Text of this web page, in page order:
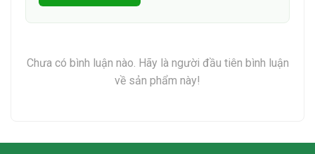
hàng giả, hàng kém chất lượng, ảnh hưởng đến quá trình điều trị.
Xuân 1 - địa chỉ tại Số 1 Nguyễn Chính, phường Tân Mai, quận Hoàng
Mai, Hà Nội. Ngoài ra, khách hàng cũng có thể gọi điện hoặc nhắn tin
Chưa có bình luận nào. Hãy là người đầu tiên bình luận
về sản phẩm này!